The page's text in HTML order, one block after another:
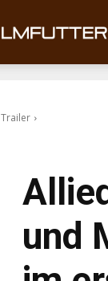
Trailer
und